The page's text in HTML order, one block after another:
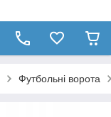
Футбольні ворота